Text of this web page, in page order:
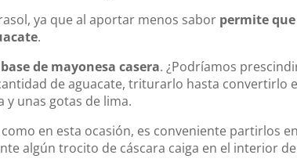
ya que al aportar menos sabor permite que
.
base de mayonesa casera. ¿Podríamos
de aguacate, triturarlo hasta convertirlo
y unas gotas de lima.
en esta ocasión, es conveniente partirlos
algún trocito de cáscara caiga en el interior